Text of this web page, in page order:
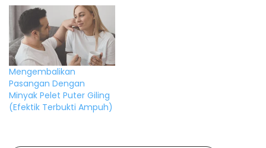
Mengembalikan
Pasangan Dengan
Minyak Pelet Puter Giling
(Efektik Terbukti Ampuh)